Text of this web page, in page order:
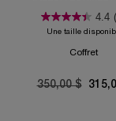
4.4
Une taille
Coffret
Old price
350,00 $ New